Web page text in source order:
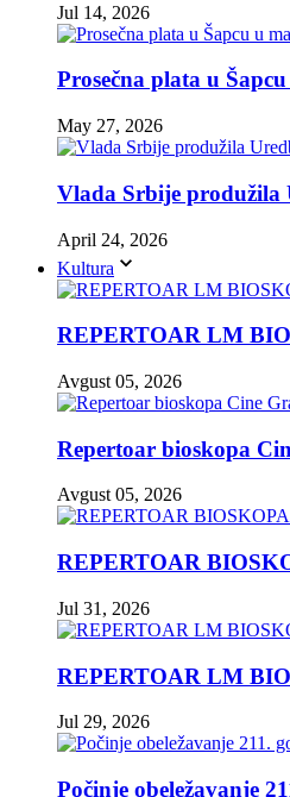
Jul 14, 2026
Prosečna plata u
May 27, 2026
Vlada Srbije produžila
April 24, 2026
Kultura
REPERTOAR LM
Avgust 05, 2026
Repertoar bioskopa
Avgust 05, 2026
REPERTOAR
Jul 31, 2026
REPERTOAR LM
Jul 29, 2026
Počinje obeležavanje